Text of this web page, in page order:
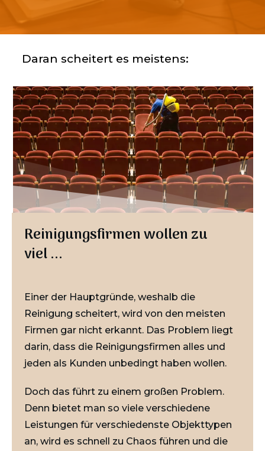
Daran scheitert es meistens:
Reinigungsfirmen wollen zu
viel ...
Einer der Hauptgründe, weshalb die
Reinigung scheitert, wird von den meisten
Firmen gar nicht erkannt. Das Problem liegt
darin, dass die Reinigungsfirmen alles und
jeden als Kunden unbedingt haben wollen.
Doch das führt zu einem großen Problem.
Denn bietet man so viele verschiedene
Leistungen für verschiedenste Objekttypen
an, wird es schnell zu Chaos führen und die